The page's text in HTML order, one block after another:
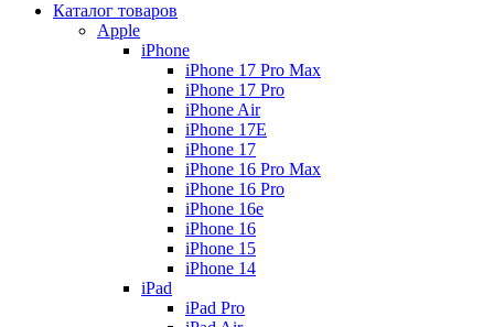
Каталог товаров
Apple
iPhone
iPhone 17 Pro Max
iPhone 17 Pro
iPhone Air
iPhone 17E
iPhone 17
iPhone 16 Pro Max
iPhone 16 Pro
iPhone 16e
iPhone 16
iPhone 15
iPhone 14
iPad
iPad Pro